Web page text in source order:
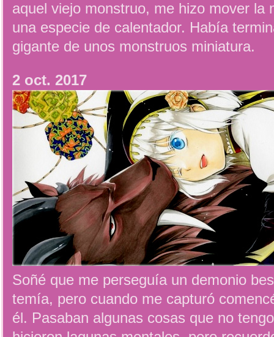
aquel viejo monstruo, me hizo mover la
una especie de calentador. Había
gigante de unos monstruos miniatura.
2 oct. 2017
Soñé que me perseguía un demonio
temía, pero cuando me capturó
él. Pasaban algunas cosas que no